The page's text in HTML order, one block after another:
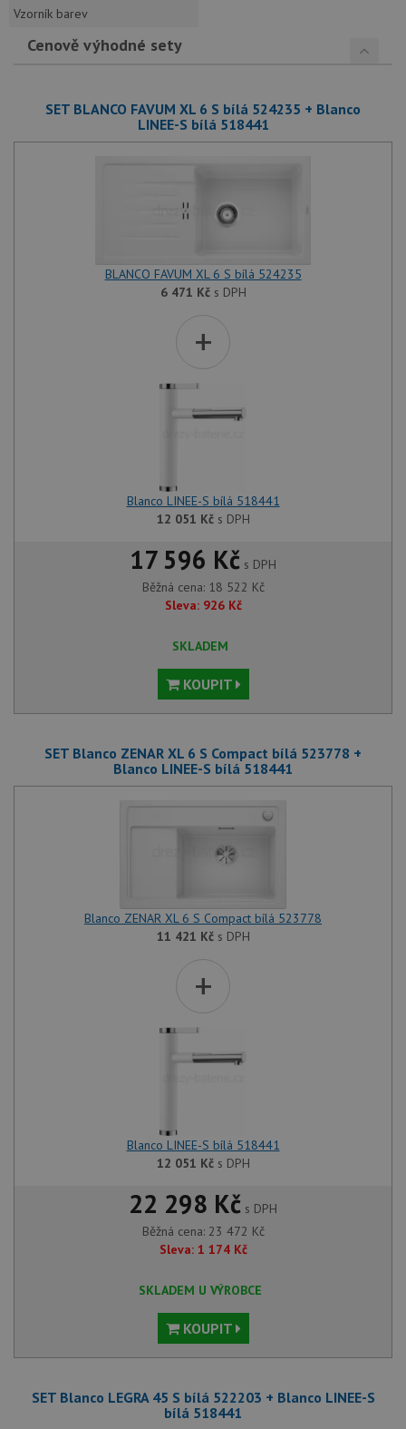
Vzorník barev
Cenově výhodné sety
SET BLANCO FAVUM XL 6 S bílá 524235 + Blanco
LINEE-S bílá 518441
BLANCO FAVUM XL 6 S bílá 524235
6 471 Kčs DPH
+
Blanco LINEE-S bílá 518441
12 051 Kčs DPH
17 596 Kč s DPH
Běžná cena: 18 522 Kč
Sleva: 926 Kč
SKLADEM
KOUPIT
SET Blanco ZENAR XL 6 S Compact bílá 523778 +
Blanco LINEE-S bílá 518441
Blanco ZENAR XL 6 S Compact bílá 523778
11 421 Kčs DPH
+
Blanco LINEE-S bílá 518441
12 051 Kčs DPH
22 298 Kč s DPH
Běžná cena: 23 472 Kč
Sleva: 1 174 Kč
SKLADEM U VÝROBCE
KOUPIT
SET Blanco LEGRA 45 S bílá 522203 + Blanco LINEE-S
bílá 518441